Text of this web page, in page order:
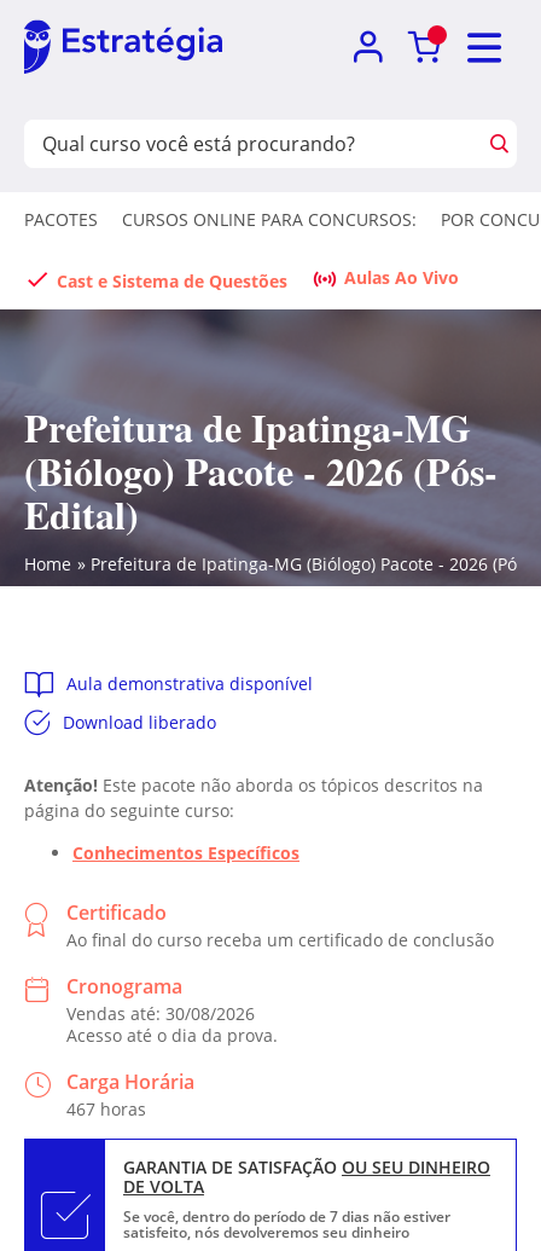
PACOTES CURSOS ONLINE PARA CONCURSOS: POR
Cast e Sistema de Questões Aulas Ao Vivo
Prefeitura de Ipatinga-MG
(Biólogo) Pacote - 2026 (Pós-
Edital)
Home Prefeitura de Ipatinga-MG (Biólogo) Pacote - 2026 (Pós-
Aula demonstrativa disponível
Download liberado
Atenção! Este pacote não aborda os tópicos descritos na
página do seguinte curso:
Conhecimentos Específicos
Certificado
Ao final do curso receba um certificado de conclusão
Cronograma
Vendas até: 30/08/2026
Acesso até o dia da prova.
Carga Horária
467 horas
GARANTIA DE SATISFAÇÃO OU SEU DINHEIRO
DE VOLTA
Se você, dentro do período de 7 dias não estiver
satisfeito, nós devolveremos seu dinheiro